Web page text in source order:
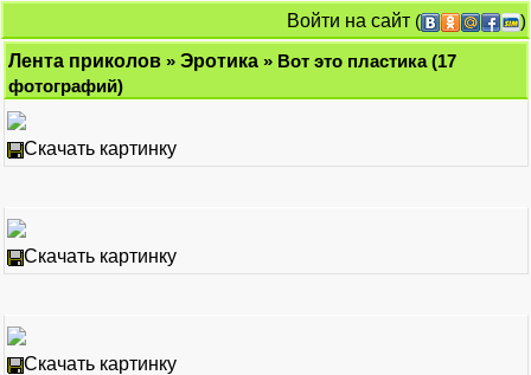
Войти на сайт (
)
Лента приколов » Эротика » Вот это пластика (17
фотографий)
Скачать картинку
Скачать картинку
Скачать картинку